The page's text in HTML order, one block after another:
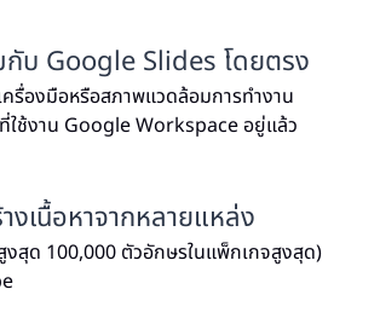
กับ Google Slides โดยตรง
รื่องมือหรือสภาพแวดล้อมการทำงาน
ที่ใช้งาน Google Workspace อยู่แล้ว
งเนื้อหาจากหลายแหล่ง
งสุด 100,000 ตัวอักษรในแพ็กเกจสูงสุด)